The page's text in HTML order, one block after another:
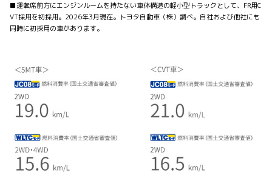
■運転席前方にエンジンルームを持たない車体構造の軽小型トラックとして、FR用C
VT採用を初採用。2026年3月現在。トヨタ自動車（株）調べ。自社および他社にも
同時に初採用の車があります。